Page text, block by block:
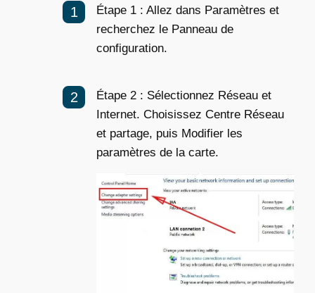
Étape 1 : Allez dans Paramètres et
recherchez le Panneau de
configuration.
Étape 2 : Sélectionnez Réseau et
Internet. Choisissez Centre Réseau
et partage, puis Modifier les
paramètres de la carte.